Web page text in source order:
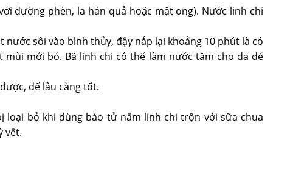
đường phèn, la hán quả hoặc mật ong). Nước linh chi
sôi vào bình thủy, đậy nắp lại khoảng 10 phút là có
mới bỏ. Bã linh chi có thể làm nước tắm cho da dẻ
để lâu càng tốt.
loại bỏ khi dùng bào tử nấm linh chi trộn với sữa chua
vết.